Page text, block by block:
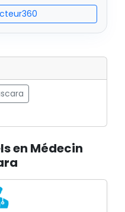
en Médecin